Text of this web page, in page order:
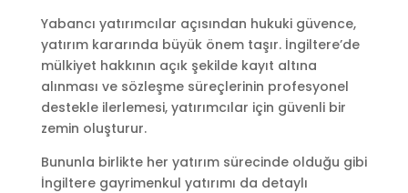
Yabancı yatırımcılar açısından hukuki güvence,
yatırım kararında büyük önem taşır. İngiltere’de
mülkiyet hakkının açık şekilde kayıt altına
alınması ve sözleşme süreçlerinin profesyonel
destekle ilerlemesi, yatırımcılar için güvenli bir
zemin oluşturur.
Bununla birlikte her yatırım sürecinde olduğu gibi
İngiltere gayrimenkul yatırımı da detaylı